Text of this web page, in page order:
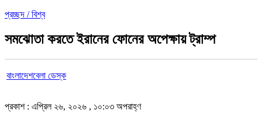
প্রচ্ছদ /বিশ্ব
সমঝোতা করতে ইরানের ফোনের অপেক্ষায় ট্রাম্প
বাংলাদেশবেলা ডেস্ক
প্রকাশ : এপ্রিল ২৬, ২০২৬ , ১০:০৩ অপরাহ্ণ